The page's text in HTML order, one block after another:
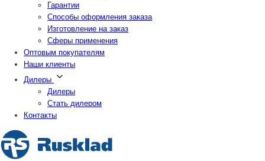
Гарантии
Способы оформления заказа
Изготовление на заказ
Сферы применения
Оптовым покупателям
Наши клиенты
Дилеры
Дилеры
Стать дилером
Контакты